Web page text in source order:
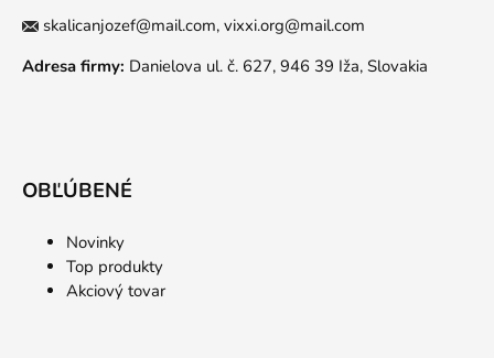
skalicanjozef@mail.com, vixxi.org@mail.com
Adresa firmy: Danielova ul. č. 627, 946 39 Iža, Slovakia
OBĽÚBENÉ
Novinky
Top produkty
Akciový tovar